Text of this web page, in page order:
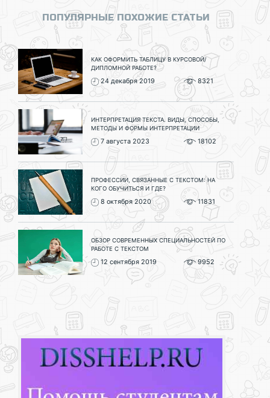
ПОПУЛЯРНЫЕ ПОХОЖИЕ СТАТЬИ
КАК ОФОРМИТЬ ТАБЛИЦУ В КУРСОВОЙ/
ДИПЛОМНОЙ РАБОТЕ?
24 декабря 2019 8321
ИНТЕРПРЕТАЦИЯ ТЕКСТА. ВИДЫ, СПОСОБЫ,
МЕТОДЫ И ФОРМЫ ИНТЕРПРЕТАЦИИ
7 августа 2023 18102
ПРОФЕССИИ, СВЯЗАННЫЕ С ТЕКСТОМ: НА
КОГО ОБУЧИТЬСЯ И ГДЕ?
8 октября 2020 11831
ОБЗОР СОВРЕМЕННЫХ СПЕЦИАЛЬНОСТЕЙ ПО
РАБОТЕ С ТЕКСТОМ
12 сентября 2019 9952